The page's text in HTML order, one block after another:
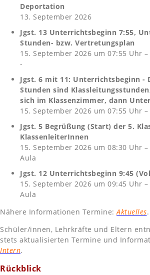
Deportation
13. September 2026
Jgst. 13 Unterrichtsbeginn 7:55,
Stunden- bzw. Vertretungsplan
15. September 2026 um 07:55 Uhr –
-
Jgst. 6 mit 11: Unterrichtsbeginn -
Stunden sind
sich im Klassenzimmer, dann
15. September 2026 um 07:55 Uhr –
Jgst. 5 Begrüßung (Start) der 5.
KlassenleiterInnen
15. September 2026 um 08:30 Uhr –
Aula
Jgst. 12 Unterrichtsbeginn 9:45
15. September 2026 um 09:45 Uhr –
Aula
Nähere Informationen Termine: Aktuelles.
Schüler/innen, Lehrkräfte und Eltern
stets aktualisierten Termine und
Intern.
Rückblick